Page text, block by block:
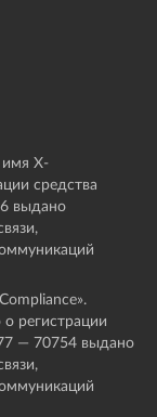
имя X-
средства
выдано
регистрации
— 70754 выдано